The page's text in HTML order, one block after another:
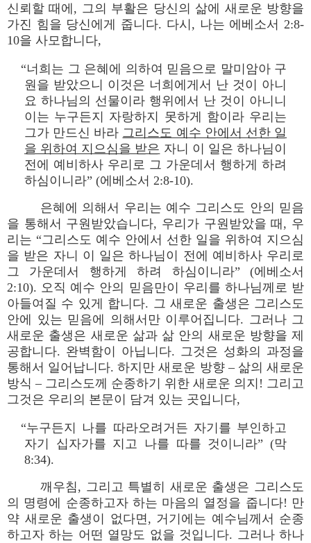
신뢰할 때에, 그의 부활은 당신의 삶에 새로운 방향을
가진 힘을 당신에게 줍니다. 다시, 나는 에베소서 2:8-
10을 사모합니다,
“너희는 그 은혜에 의하여 믿음으로 말미암아 구
원을 받았으니 이것은 너희에게서 난 것이 아니
요 하나님의 선물이라 행위에서 난 것이 아니니
이는 누구든지 자랑하지 못하게 함이라 우리는
그가 만드신 바라 그리스도 예수 안에서 선한 일
을 위하여 지으심을 받은 자니 이 일은 하나님이
전에 예비하사 우리로 그 가운데서 행하게 하려
하심이니라” (에베소서 2:8-10).
은혜에 의해서 우리는 예수 그리스도 안의 믿음
을 통해서 구원받았습니다, 우리가 구원받았을 때, 우
리는 “그리스도 예수 안에서 선한 일을 위하여 지으심
을 받은 자니 이 일은 하나님이 전에 예비하사 우리로
그 가운데서 행하게 하려 하심이니라” (에베소서
2:10). 오직 예수 안의 믿음만이 우리를 하나님께로 받
아들여질 수 있게 합니다. 그 새로운 출생은 그리스도
안에 있는 믿음에 의해서만 이루어집니다. 그러나 그
새로운 출생은 새로운 삶과 삶 안의 새로운 방향을 제
공합니다. 완벽함이 아닙니다. 그것은 성화의 과정을
통해서 일어납니다. 하지만 새로운 방향 – 삶의 새로운
방식 – 그리스도께 순종하기 위한 새로운 의지! 그리고
그것은 우리의 본문이 담겨 있는 곳입니다,
“누구든지 나를 따라오려거든 자기를 부인하고
자기 십자가를 지고 나를 따를 것이니라” (막
8:34).
깨우침, 그리고 특별히 새로운 출생은 그리스도
의 명령에 순종하고자 하는 마음의 열정을 줍니다! 만
약 새로운 출생이 없다면, 거기에는 예수님께서 순종
하고자 하는 어떤 열망도 없을 것입니다. 그러나 하나